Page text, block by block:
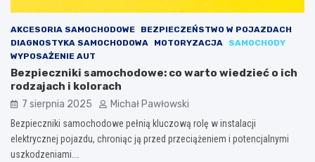
AKCESORIA SAMOCHODOWE
BEZPIECZEŃSTWO W POJAZDACH
DIAGNOSTYKA SAMOCHODOWA
MOTORYZACJA
SAMOCHODY
WYPOSAŻENIE AUT
Bezpieczniki samochodowe: co warto wiedzieć o ich
rodzajach i kolorach
7 sierpnia 2025 Michał Pawłowski
Bezpieczniki samochodowe pełnią kluczową rolę w instalacji
elektrycznej pojazdu, chroniąc ją przed przeciążeniem i potencjalnymi
uszkodzeniami.…